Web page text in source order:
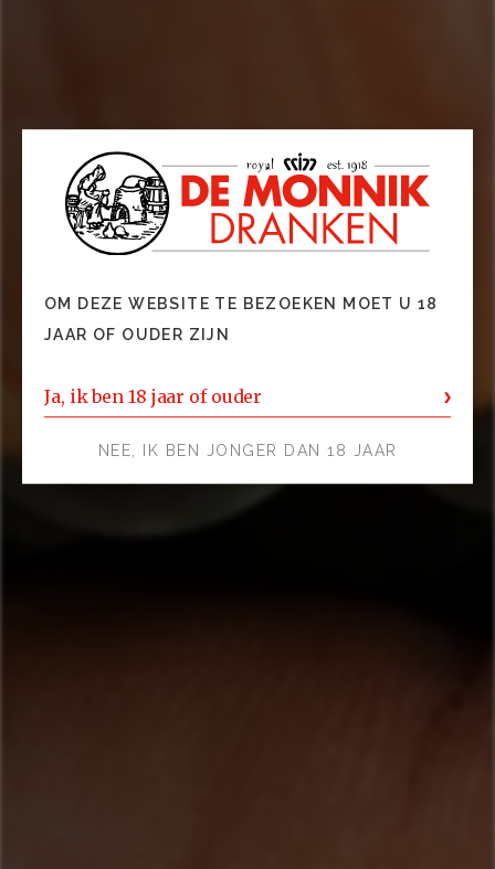
OM DEZE WEBSITE TE BEZOEKEN MOET U 18
JAAR OF OUDER ZIJN
Ja, ik ben 18 jaar of ouder
NEE, IK BEN JONGER DAN 18 JAAR